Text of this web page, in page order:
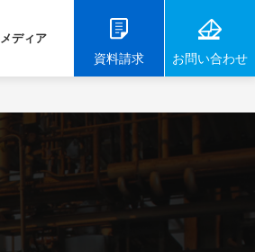
メディア
資料請求 お問い合わせ